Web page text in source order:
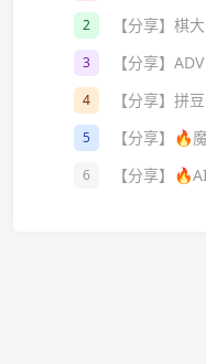
2
3
4
5
6